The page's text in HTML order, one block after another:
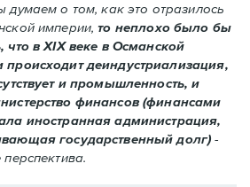
думаем о том, как это отразилось
империи,то неплохо было бы
что в XIX веке в Османской
происходит деиндустриализация,
и промышленность, и
финансов (финансами
иностранная администрация,
государственный долг)-